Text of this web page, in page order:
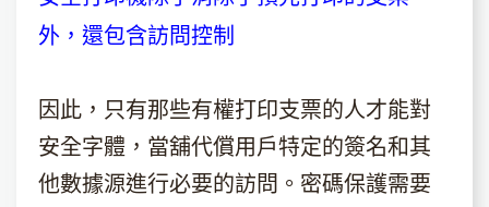
外，還包含訪問控制
因此，只有那些有權打印支票的人才能對
安全字體，當舖代償用戶特定的簽名和其
他數據源進行必要的訪問。密碼保護需要